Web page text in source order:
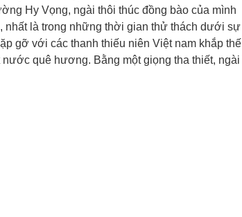
Hy Vọng, ngài thôi thúc đồng bào của mình
nhất là trong những thời gian thử thách dưới sự
gỡ với các thanh thiếu niên Việt nam khắp thế
quê hương. Bằng một giọng tha thiết, ngài